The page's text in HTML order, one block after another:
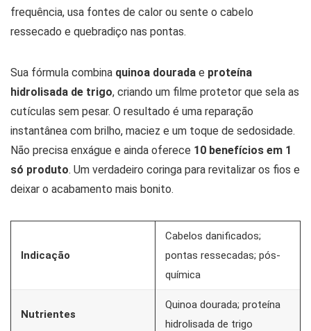
frequência, usa fontes de calor ou sente o cabelo
ressecado e quebradiço nas pontas.
Sua fórmula combina quinoa dourada e proteína
hidrolisada de trigo, criando um filme protetor que sela as
cutículas sem pesar. O resultado é uma reparação
instantânea com brilho, maciez e um toque de sedosidade.
Não precisa enxágue e ainda oferece 10 benefícios em 1
só produto. Um verdadeiro coringa para revitalizar os fios e
deixar o acabamento mais bonito.
Indicação
Cabelos danificados;
pontas ressecadas; pós-
química
Nutrientes
Quinoa dourada; proteína
hidrolisada de trigo